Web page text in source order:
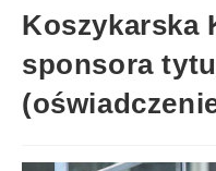
Koszykarska
sponsora